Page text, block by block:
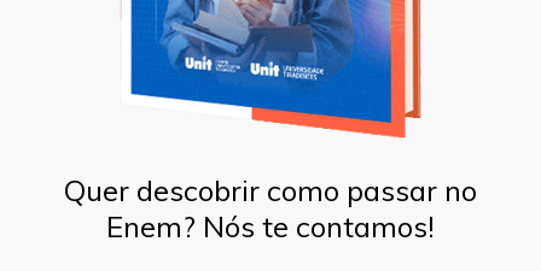
Quer descobrir como passar no
Enem? Nós te contamos!